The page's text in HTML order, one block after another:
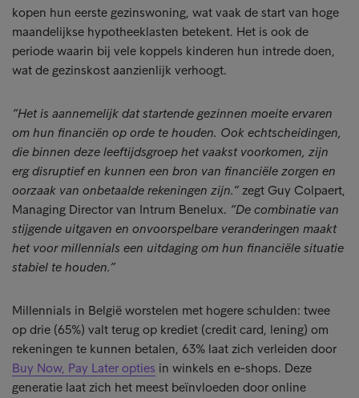
kopen hun eerste gezinswoning, wat vaak de start van hoge
maandelijkse hypotheeklasten betekent. Het is ook de
periode waarin bij vele koppels kinderen hun intrede doen,
wat de gezinskost aanzienlijk verhoogt.
“Het is aannemelijk dat startende gezinnen moeite ervaren
om hun financiën op orde te houden. Ook echtscheidingen,
die binnen deze leeftijdsgroep het vaakst voorkomen, zijn
erg disruptief en kunnen een bron van financiële zorgen en
oorzaak van onbetaalde rekeningen zijn.” zegt Guy Colpaert,
Managing Director van Intrum Benelux. “De combinatie van
stijgende uitgaven en onvoorspelbare veranderingen maakt
het voor millennials een uitdaging om hun financiële situatie
stabiel te houden.”
Millennials in België worstelen met hogere schulden: twee
op drie (65%) valt terug op krediet (credit card, lening) om
rekeningen te kunnen betalen, 63% laat zich verleiden door
Buy Now, Pay Later opties in winkels en e-shops. Deze
generatie laat zich het meest beïnvloeden door online